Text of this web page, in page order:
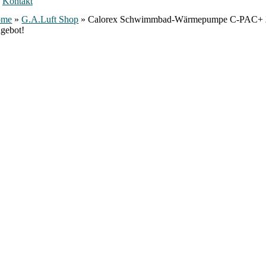
»G.A.Luft Shop »Calorex Schwimmbad-Wärmepumpe C-